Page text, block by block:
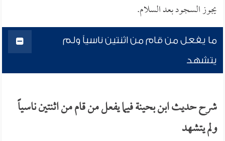
يجوز السجود بعد السلام.
ما يفعل من قام من اثنتين ناسياً ولم
يتشهد
شرح حديث ابن بحينة فيما يفعل من قام من اثنتين ناسياً
ولم يتشهد